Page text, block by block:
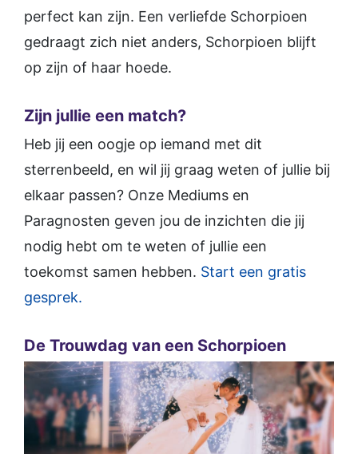
perfect kan zijn. Een verliefde Schorpioen
gedraagt zich niet anders, Schorpioen blijft
op zijn of haar hoede.
Zijn jullie een match?
Heb jij een oogje op iemand met dit
sterrenbeeld, en wil jij graag weten of jullie bij
elkaar passen? Onze Mediums en
Paragnosten geven jou de inzichten die jij
nodig hebt om te weten of jullie een
toekomst samen hebben. Start een gratis
gesprek.
De Trouwdag van een Schorpioen